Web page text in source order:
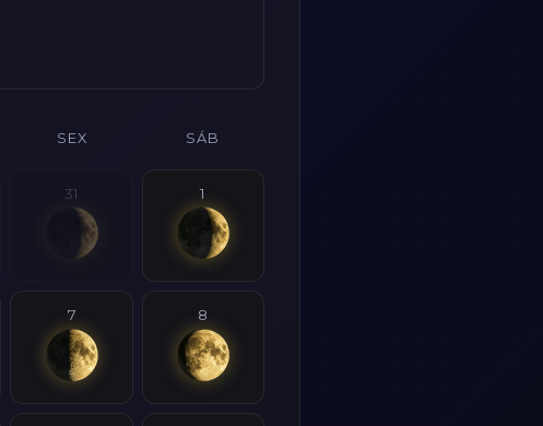
SEX SÁB
31 1
7 8